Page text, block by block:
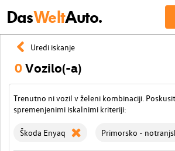
DasWeltAuto.
Uredi iskanje
0Vozilo(-a)
Trenutno ni vozil v želeni kombinaciji.
spremenjenimi iskalnimi kriteriji:
Škoda Enyaq Primorsko -